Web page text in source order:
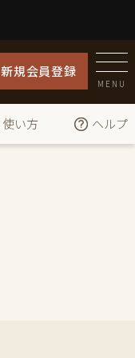
新規会員登録
MENU
使い方 ヘルプ